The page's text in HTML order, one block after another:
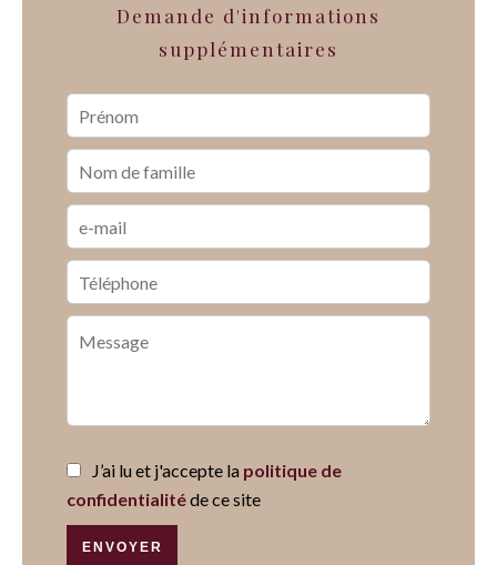
Demande d'informations
supplémentaires
J’ai lu et j'accepte la politique de
confidentialitéde ce site
ENVOYER